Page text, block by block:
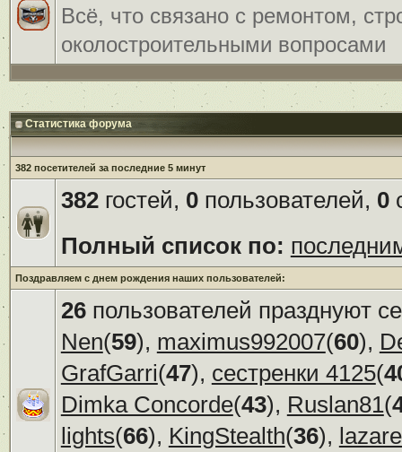
Всё, что связано с ремонтом,
околостроительными вопросами
Статистика форума
382 посетителей за последние 5 минут
382гостей, 0пользователей, 0
Полный список по:
Поздравляем с днем рождения наших пользователей:
26пользователей празднуют
Nen(59), maximus992007(60),
GrafGarri(47), сестренки 4125(
Dimka Concorde(43), Ruslan81(
lights(66), KingStealth(36),